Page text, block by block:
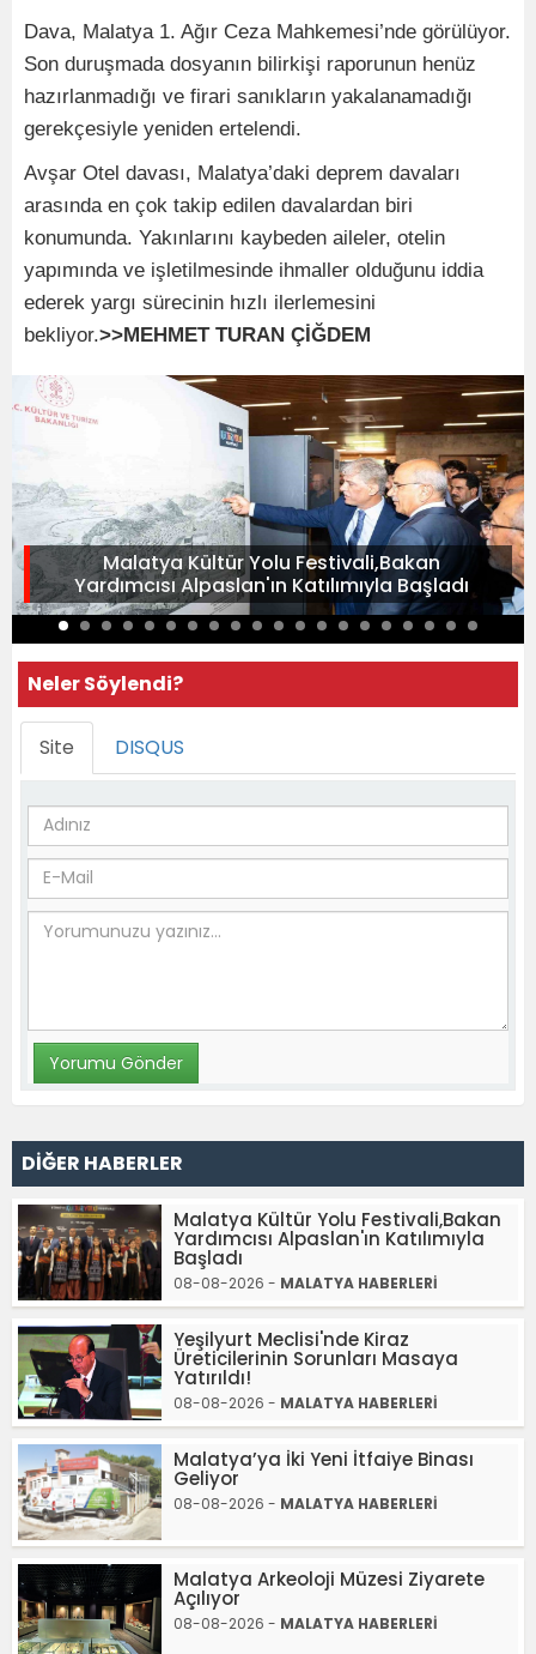
Dava, Malatya 1. Ağır Ceza Mahkemesi’nde görülüyor.
Son duruşmada dosyanın bilirkişi raporunun henüz
hazırlanmadığı ve firari sanıkların yakalanamadığı
gerekçesiyle yeniden ertelendi.
Avşar Otel davası, Malatya’daki deprem davaları
arasında en çok takip edilen davalardan biri
konumunda. Yakınlarını kaybeden aileler, otelin
yapımında ve işletilmesinde ihmaller olduğunu iddia
ederek yargı sürecinin hızlı ilerlemesini
bekliyor.>>MEHMET TURAN ÇİĞDEM
Malatya Kültür Yolu Festivali,Bakan
Yardımcısı Alpaslan'ın Katılımıyla Başladı
Neler Söylendi?
Site DISQUS
DİĞER HABERLER
Malatya Kültür Yolu Festivali,Bakan
Yardımcısı Alpaslan'ın Katılımıyla
Başladı
08-08-2026 - MALATYA HABERLERİ
Yeşilyurt Meclisi'nde Kiraz
Üreticilerinin Sorunları Masaya
Yatırıldı!
08-08-2026 - MALATYA HABERLERİ
Malatya’ya İki Yeni İtfaiye Binası
Geliyor
08-08-2026 - MALATYA HABERLERİ
Malatya Arkeoloji Müzesi Ziyarete
Açılıyor
08-08-2026 - MALATYA HABERLERİ